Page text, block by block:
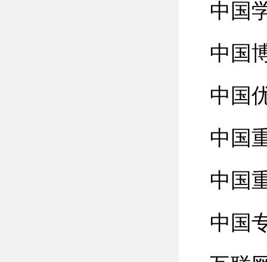
中国
中国
中国
中国
中国
中国